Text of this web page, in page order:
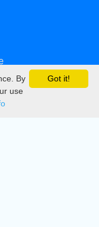
Got it!
By
use